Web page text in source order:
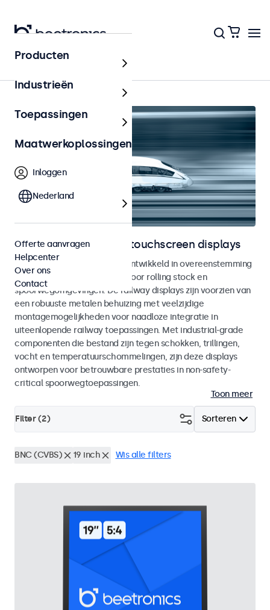
Home
Railway monitoren en touchscreen displays
Monitoren en touchscreens ontwikkeld in overeenstemming
met EN 50155 en EN 45545-2 voor rolling stock en
spoorwegomgevingen. De railway displays zijn voorzien van
een robuuste metalen behuizing met veelzijdige
montagemogelijkheden voor naadloze integratie in
uiteenlopende railway toepassingen. Met industrial-grade
componenten die bestand zijn tegen schokken, trillingen,
vocht en temperatuurschommelingen, zijn deze displays
ontworpen voor betrouwbare prestaties in non-safety-
critical spoorwegtoepassingen.
Toon meer
Sorteren
Filter (2)
BNC (CVBS) 19 inch Wis alle filters
Producten
Industrieën
Toepassingen
Maatwerkoplossingen
Inloggen
Nederland
Offerte aanvragen
Helpcenter
Over ons
Contact